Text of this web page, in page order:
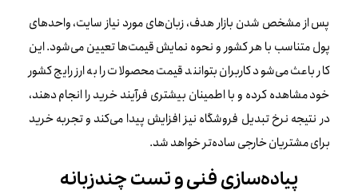
پس از مشخص شدن بازار هدف، زبان‌های مورد نیاز سایت، واحدهای
پول متناسب با هر کشور و نحوه نمایش قیمت‌ها تعیین می‌شود. این
کار باعث می‌شود کاربران بتوانند قیمت محصولات را به ارز رایج کشور
خود مشاهده کرده و با اطمینان بیشتری فرآیند خرید را انجام دهند،
در نتیجه نرخ تبدیل فروشگاه نیز افزایش پیدا می‌کند و تجربه خرید
برای مشتریان خارجی ساده‌تر خواهد شد.
پیاده‌سازی فنی و تست چندزبانه